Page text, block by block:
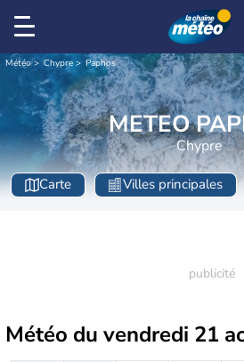
Météo Chypre Paphos
METEO
Chypre
Carte Villes principales
Météo du vendredi 21